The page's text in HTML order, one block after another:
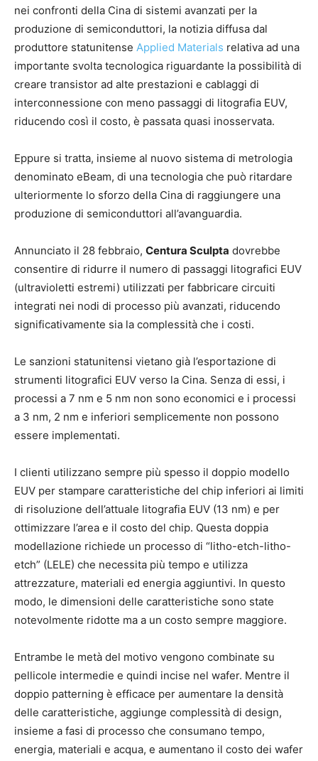
nei confronti della Cina di sistemi avanzati per la
produzione di semiconduttori, la notizia diffusa dal
produttore statunitense Applied Materials relativa ad una
importante svolta tecnologica riguardante la possibilità di
creare transistor ad alte prestazioni e cablaggi di
interconnessione con meno passaggi di litografia EUV,
riducendo così il costo, è passata quasi inosservata.
Eppure si tratta, insieme al nuovo sistema di metrologia
denominato eBeam, di una tecnologia che può ritardare
ulteriormente lo sforzo della Cina di raggiungere una
produzione di semiconduttori all’avanguardia.
Annunciato il 28 febbraio, Centura Sculpta dovrebbe
consentire di ridurre il numero di passaggi litografici EUV
(ultravioletti estremi) utilizzati per fabbricare circuiti
integrati nei nodi di processo più avanzati, riducendo
significativamente sia la complessità che i costi.
Le sanzioni statunitensi vietano già l’esportazione di
strumenti litografici EUV verso la Cina. Senza di essi, i
processi a 7 nm e 5 nm non sono economici e i processi
a 3 nm, 2 nm e inferiori semplicemente non possono
essere implementati.
I clienti utilizzano sempre più spesso il doppio modello
EUV per stampare caratteristiche del chip inferiori ai limiti
di risoluzione dell’attuale litografia EUV (13 nm) e per
ottimizzare l’area e il costo del chip. Questa doppia
modellazione richiede un processo di “litho-etch-litho-
etch” (LELE) che necessita più tempo e utilizza
attrezzature, materiali ed energia aggiuntivi. In questo
modo, le dimensioni delle caratteristiche sono state
notevolmente ridotte ma a un costo sempre maggiore.
Entrambe le metà del motivo vengono combinate su
pellicole intermedie e quindi incise nel wafer. Mentre il
doppio patterning è efficace per aumentare la densità
delle caratteristiche, aggiunge complessità di design,
insieme a fasi di processo che consumano tempo,
energia, materiali e acqua, e aumentano il costo dei wafer